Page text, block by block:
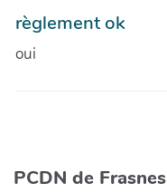
règlement ok
oui
PCDN de Frasnes